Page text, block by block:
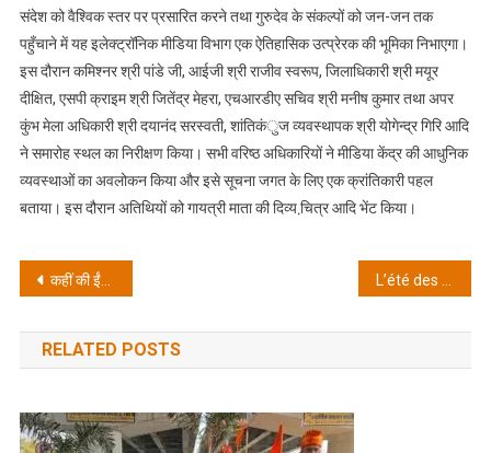
संदेश को वैश्विक स्तर पर प्रसारित करने तथा गुरुदेव के संकल्पों को जन-जन तक
पहुँचाने में यह इलेक्ट्रॉनिक मीडिया विभाग एक ऐतिहासिक उत्प्रेरक की भूमिका निभाएगा।
इस दौरान कमिश्नर श्री पांडे जी, आईजी श्री राजीव स्वरूप, जिलाधिकारी श्री मयूर
दीक्षित, एसपी क्राइम श्री जितेंद्र मेहरा, एचआरडीए सचिव श्री मनीष कुमार तथा अपर
कुंभ मेला अधिकारी श्री दयानंद सरस्वती, शांतिकंुज व्यवस्थापक श्री योगेन्द्र गिरि आदि
ने समारोह स्थल का निरीक्षण किया। सभी वरिष्ठ अधिकारियों ने मीडिया केंद्र की आधुनिक
व्यवस्थाओं का अवलोकन किया और इसे सूचना जगत के लिए एक क्रांतिकारी पहल
बताया। इस दौरान अतिथियों को गायत्री माता की दिव्य चि़त्र आदि भेंट किया।
Post
navigation
कहीं की ईंट कहीं का रोड़ा, भानुमति ने कुनबा जोड़ा: जानिए मुहावरे का कारण
RELATED POSTS